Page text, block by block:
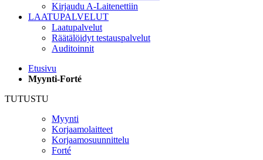
Kirjaudu A-Laitenettiin
LAATUPALVELUT
Laatupalvelut
Räätälöidyt testauspalvelut
Auditoinnit
Etusivu
Myynti-Forté
TUTUSTU
Myynti
Korjaamolaitteet
Korjaamosuunnittelu
Forté